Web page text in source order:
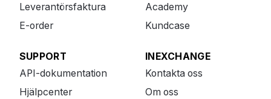
Leverantörsfaktura
E-order
Academy
Kundcase
SUPPORT
API-dokumentation
Hjälpcenter
INEXCHANGE
Kontakta oss
Om oss